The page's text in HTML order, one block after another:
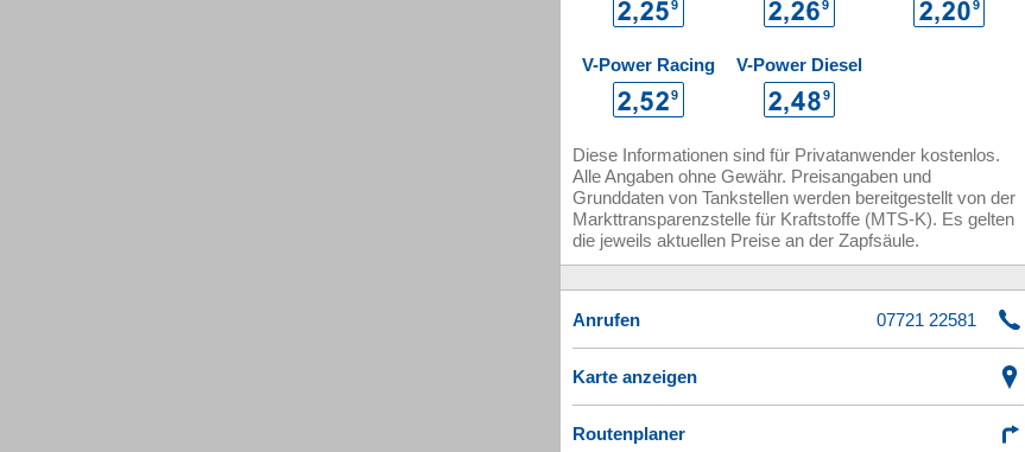
V-Power Racing V-Power Diesel
Diese Informationen sind für Privatanwender kostenlos.
Alle Angaben ohne Gewähr. Preisangaben und
Grunddaten von Tankstellen werden bereitgestellt von der
Markttransparenzstelle für Kraftstoffe (MTS-K). Es gelten
die jeweils aktuellen Preise an der Zapfsäule.
Anrufen
Karte anzeigen
Routenplaner